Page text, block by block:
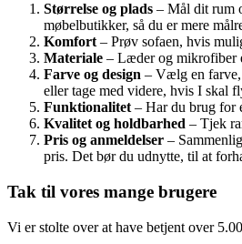
Størrelse og plads – Mål dit rum
møbelbutikker, så du er mere
Komfort – Prøv sofaen, hvis
Materiale – Læder og mikrofiber
Farve og design – Vælg en farve,
eller tage med videre, hvis I skal
Funktionalitet – Har du brug for
Kvalitet og holdbarhed – Tjek
Pris og anmeldelser –
pris. Det bør du udnytte, til at
Tak til vores mange brugere
Vi er stolte over at have betjent over